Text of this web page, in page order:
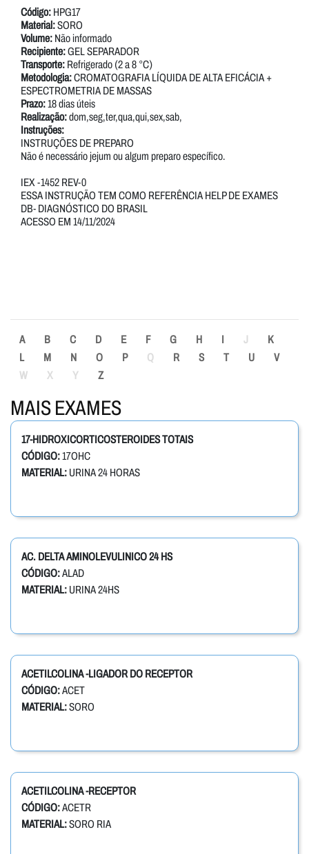
Código: HPG17
Material:SORO
Volume: Não informado
Recipiente:GEL SEPARADOR
Transporte: Refrigerado (2 a 8 °C)
Metodologia:CROMATOGRAFIA LÍQUIDA DE ALTA EFICÁCIA +
ESPECTROMETRIA DE MASSAS
Prazo:18 dias úteis
Realização:dom,seg,ter,qua,qui,sex,sab,
Instruções:
INSTRUÇÕES DE PREPARO
Não é necessário jejum ou algum preparo específico.
IEX -1452 REV-0
ESSA INSTRUÇÃO TEM COMO REFERÊNCIA HELP DE EXAMES
DB- DIAGNÓSTICO DO BRASIL
ACESSO EM 14/11/2024
A B C D E F G H I J
K
L
M N O P Q R S T U
V
W
X Y Z
MAIS EXAMES
17-HIDROXICORTICOSTEROIDES TOTAIS
CÓDIGO:17OHC
MATERIAL: URINA 24 HORAS
AC. DELTA AMINOLEVULINICO 24 HS
CÓDIGO:ALAD
MATERIAL: URINA 24HS
ACETILCOLINA -LIGADOR DO RECEPTOR
CÓDIGO:ACET
MATERIAL:SORO
ACETILCOLINA -RECEPTOR
CÓDIGO:ACETR
MATERIAL:SORO RIA